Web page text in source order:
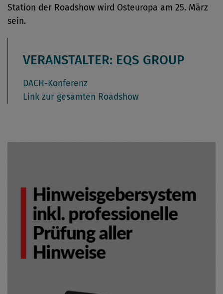
Station der Roadshow wird Osteuropa am 25. März
sein.
VERANSTALTER: EQS GROUP
DACH-Konferenz
Link zur gesamten Roadshow